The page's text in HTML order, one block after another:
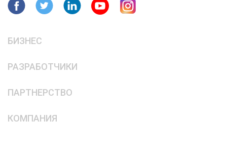
БИЗНЕС
РАЗРАБОТЧИКИ
ПАРТНЕРСТВО
КОМПАНИЯ